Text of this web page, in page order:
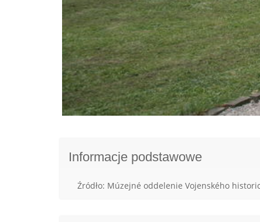
Informacje podstawowe
Źródło: Múzejné oddelenie Vojenského